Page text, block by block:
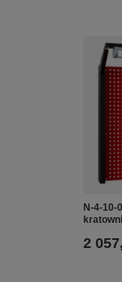
N-4-10-
2